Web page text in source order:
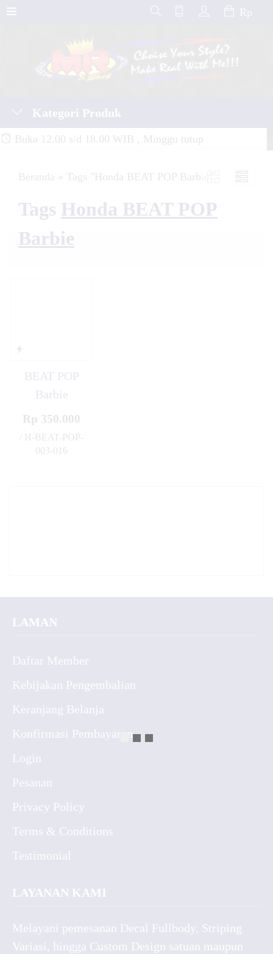
Rp
Kategori Produk
Buka 12.00 s/d 18.00 WIB , Minggu tutup
Beranda » Tags "Honda BEAT POP Barbie"
Tags Honda BEAT POP
Barbie
BEAT POP
Barbie
Rp 350.000
/ H-BEAT-POP-
003-016
LAMAN
Daftar Member
Kebijakan Pengembalian
Keranjang Belanja
Konfirmasi Pembayaran
Login
Pesanan
Privacy Policy
Terms & Conditions
Testimonial
LAYANAN KAMI
Melayani pemesanan Decal Fullbody, Striping
Variasi, hingga Custom Design satuan maupun